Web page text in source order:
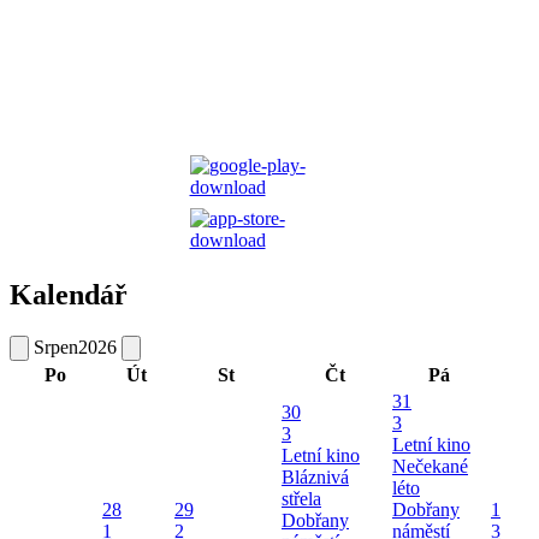
Kalendář
Srpen2026
Po
Út St Čt Pá
28
1
29
2
30
3
Letní kino
Bláznivá
střela
Dobřany
31
3
Letní kino
Nečekané
léto
Dobřany
náměstí
1
3